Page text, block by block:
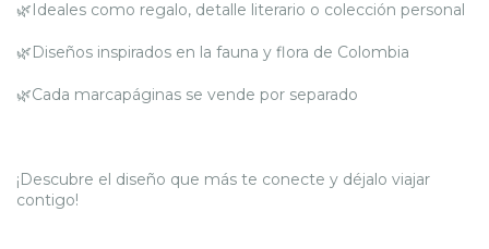
🌿Ideales como regalo, detalle literario o colección personal
🌿Diseños inspirados en la fauna y flora de Colombia
🌿Cada marcapáginas se vende por separado
¡Descubre el diseño que más te conecte y déjalo viajar
contigo!